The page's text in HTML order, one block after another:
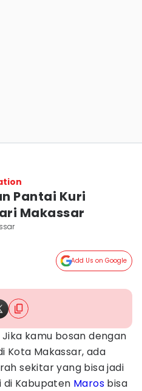
Pantai Kuri
Makassar
Add Us on Google
Jika kamu bosan dengan
Kota Makassar, ada
sekitar yang bisa jadi
di Kabupaten Maros bisa